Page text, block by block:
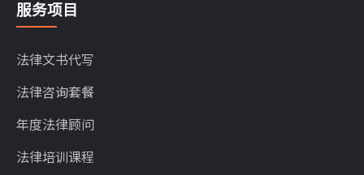
服务项目
法律文书代写
法律咨询套餐
年度法律顾问
法律培训课程